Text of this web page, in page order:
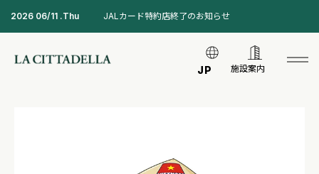
2026 06/11 .Thu JALカード特約店終了のお知らせ
JP 施設案内